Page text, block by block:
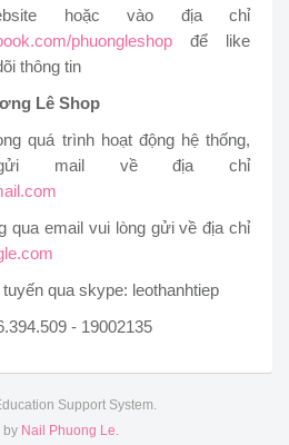
hoặc vào địa chỉ
phuongleshop để like
thông tin
Lê Shop
quá trình hoạt động hệ thống,
mail về địa chỉ
qua email vui lòng gửi về địa chỉ
qua skype: leothanhtiep
- 19002135
Support System.
by Nail Phuong Le.